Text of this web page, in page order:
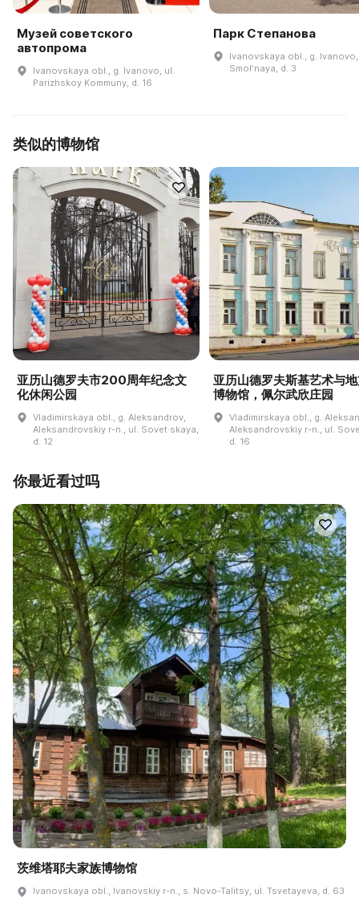
Музей советского
автопрома
Ivanovskaya obl., g. Ivanovo, ul.
Parizhskoy Kommuny, d. 16
Парк Степанова
Ivanovskaya obl., g.
Smolʹnaya, d. 3
类似的博物馆
亚历山德罗夫市200周年纪念文
化休闲公园
Vladimirskaya obl., g. Aleksandrov,
Aleksandrovskiy r-n., ul. Sovet·skaya,
d. 12
亚历山德罗夫斯基艺术与
博物馆，佩尔武欣庄园
Vladimirskaya obl., g.
Aleksandrovskiy r-n., ul.
d. 16
你最近看过吗
茨维塔耶夫家族博物馆
Ivanovskaya obl., Ivanovskiy r-n., s. Novo-Talitsy, ul. Tsvetayeva, d. 63